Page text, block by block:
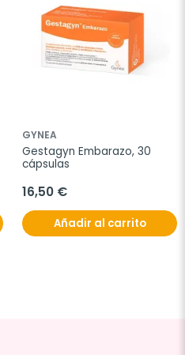
GYNEA
Gestagyn Embarazo, 30
cápsulas
16,50 €
Añadir al carrito